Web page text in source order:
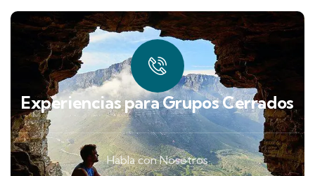
Experiencias para Grupos Cerrados
Habla con Nosotros